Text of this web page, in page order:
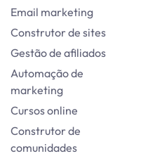
Email marketing
Construtor de sites
Gestão de afiliados
Automação de
marketing
Cursos online
Construtor de
comunidades